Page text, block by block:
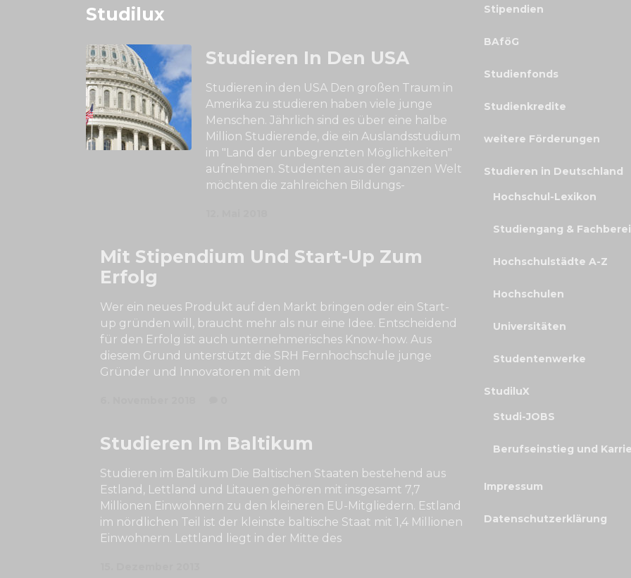
Studilux
Studieren In Den USA
Studieren in den USA Den großen Traum in
Amerika zu studieren haben viele junge
Menschen. Jährlich sind es über eine halbe
Million Studierende, die ein Auslandsstudium
im "Land der unbegrenzten Möglichkeiten"
aufnehmen. Studenten aus der ganzen Welt
möchten die zahlreichen Bildungs-
Mit Stipendium Und Start-Up Zum
Erfolg
Wer ein neues Produkt auf den Markt bringen oder ein Start-
up gründen will, braucht mehr als nur eine Idee. Entscheidend
für den Erfolg ist auch unternehmerisches Know-how. Aus
diesem Grund unterstützt die SRH Fernhochschule junge
Gründer und Innovatoren mit dem
Studieren Im Baltikum
Studieren im Baltikum Die Baltischen Staaten bestehend aus
Estland, Lettland und Litauen gehören mit insgesamt 7,7
Millionen Einwohnern zu den kleineren EU-Mitgliedern. Estland
im nördlichen Teil ist der kleinste baltische Staat mit 1,4 Millionen
Einwohnern. Lettland liegt in der Mitte des
Stipendien
BAföG
Studienfonds
Studienkredite
weitere Förderungen
Studieren in Deutschland
Hochschul-Lexikon
Studiengang &
Hochschulstädte A-Z
Hochschulen
Universitäten
Studentenwerke
StudiluX
Studi-JOBS
Berufseinstieg und
Impressum
Datenschutzerklärung